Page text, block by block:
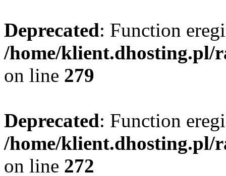
Deprecated: Function
/home/klient.dhosting.pl/
on line 279
Deprecated: Function
/home/klient.dhosting.pl/
on line 272